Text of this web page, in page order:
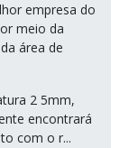
empresa do
meio da
área de
2 5mm,
encontrará
com o r...